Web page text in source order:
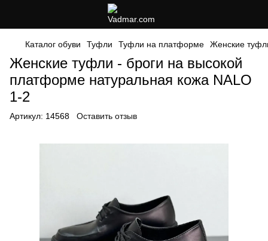
Каталог обуви Туфли Туфли на платформе Женские
Женские туфли - броги на высокой
платформе натуральная кожа NALO
1-2
Артикул: 14568 Оставить отзыв